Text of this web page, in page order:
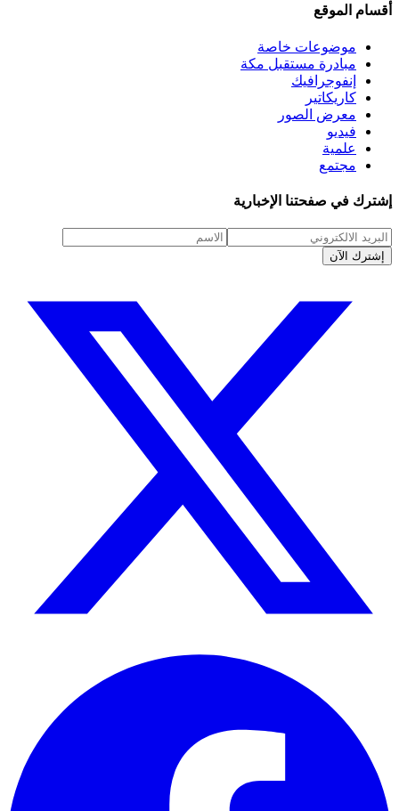
أقسام الموقع
موضوعات خاصة
مبادرة مستقبل مكة
إنفوجرافيك
كاريكاتير
معرض الصور
فيديو
علمية
مجتمع
إشترك في صفحتنا الإخبارية
إشترك الآن